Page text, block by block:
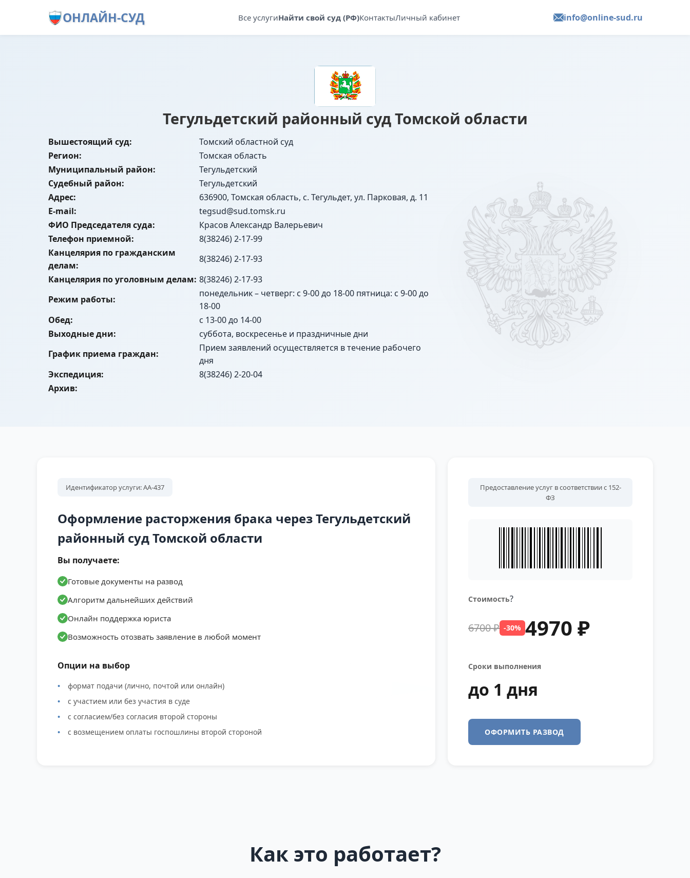
ОНЛАЙН-СУД Все услугиНайти свой суд (РФ)КонтактыЛичный кабинет info@online-sud.ru
Тегульдетский районный суд Томской области
Вышестоящий суд:
Томский областной суд
Регион:
Томская область
Муниципальный район:
Тегульдетский
Судебный район:
Тегульдетский
Адрес:
636900, Томская область, с. Тегульдет, ул. Парковая, д. 11
E-mail:
tegsud@sud.tomsk.ru
ФИО Председателя суда:
Красов Александр Валерьевич
Телефон приемной:
8(38246) 2-17-99
Канцелярия по гражданским
делам:
8(38246) 2-17-93
Канцелярия по уголовным делам: 8(38246) 2-17-93
Режим работы:
понедельник – четверг: с 9-00 до 18-00 пятница: с 9-00 до
18-00
Обед:
с 13-00 до 14-00
Выходные дни:
суббота, воскресенье и праздничные дни
График приема граждан:
Прием заявлений осуществляется в течение рабочего
дня
Экспедиция:
8(38246) 2-20-04
Архив:
Идентификатор услуги: АА-437
Оформление расторжения брака через Тегульдетский
районный суд Томской области
Вы получаете:
Готовые документы на развод
Алгоритм дальнейших действий
Онлайн поддержка юриста
Возможность отозвать заявление в любой момент
Опции на выбор
формат подачи (лично, почтой или онлайн)
с участием или без участия в суде
с согласием/без согласия второй стороны
с возмещением оплаты госпошлины второй стороной
Предоставление услуг в соответствии с 152-
ФЗ
Стоимость?
6700 ₽ -30% 4970 ₽
Сроки выполнения
до 1 дня
ОФОРМИТЬ РАЗВОД
Как это работает?